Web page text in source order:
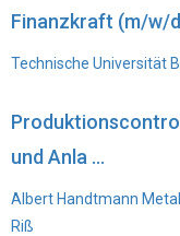
Finanzkraft (m/w/
Technische Universität
und Anla ...
Albert Handtmann
Riß